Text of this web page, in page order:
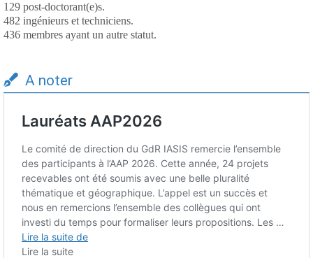
129 post-doctorant(e)s.
482 ingénieurs et techniciens.
436 membres ayant un autre statut.
A noter